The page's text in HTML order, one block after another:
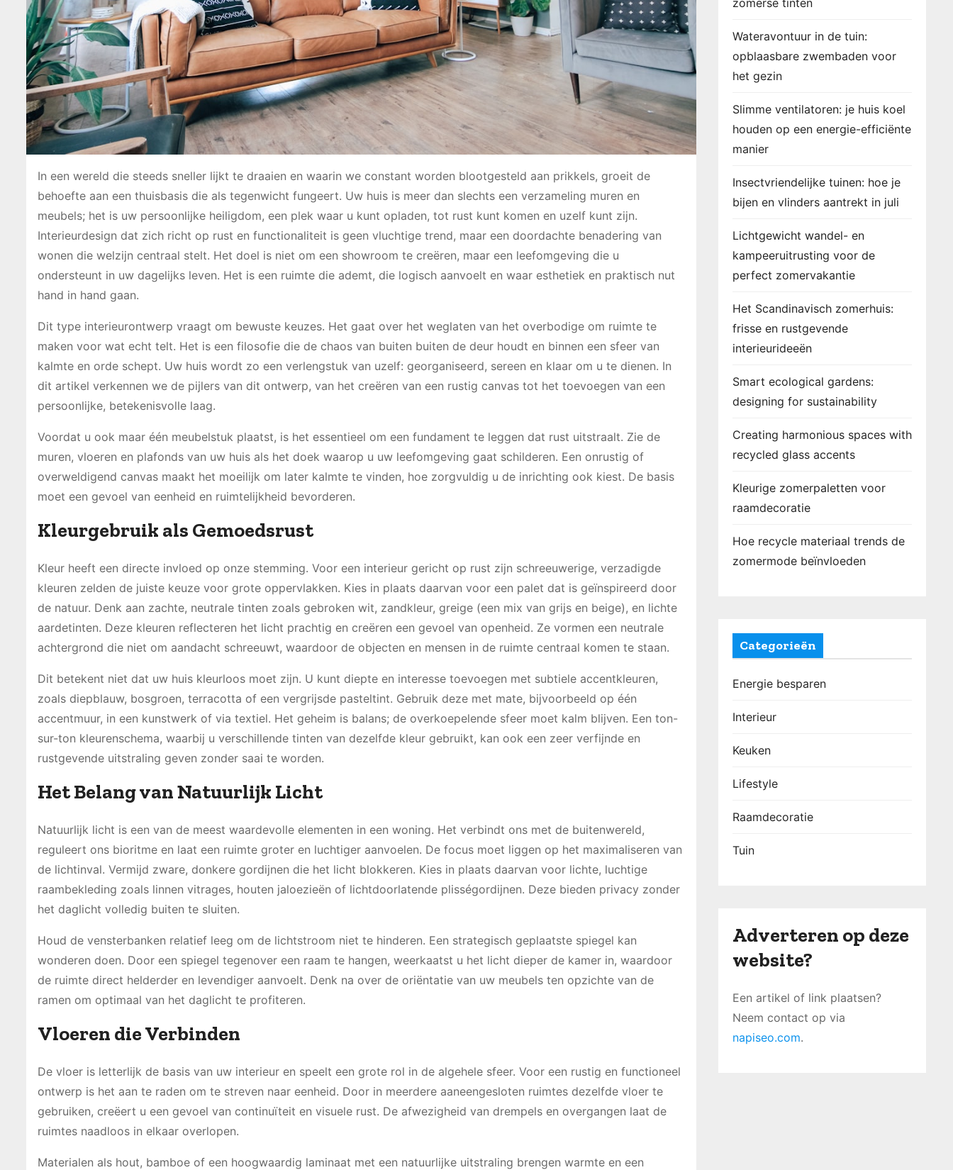
In een wereld die steeds sneller lijkt te draaien en waarin we constant worden blootgesteld aan prikkels, groeit de
behoefte aan een thuisbasis die als tegenwicht fungeert. Uw huis is meer dan slechts een verzameling muren en
meubels; het is uw persoonlijke heiligdom, een plek waar u kunt opladen, tot rust kunt komen en uzelf kunt zijn.
Interieurdesign dat zich richt op rust en functionaliteit is geen vluchtige trend, maar een doordachte benadering van
wonen die welzijn centraal stelt. Het doel is niet om een showroom te creëren, maar een leefomgeving die u
ondersteunt in uw dagelijks leven. Het is een ruimte die ademt, die logisch aanvoelt en waar esthetiek en praktisch nut
hand in hand gaan.
Dit type interieurontwerp vraagt om bewuste keuzes. Het gaat over het weglaten van het overbodige om ruimte te
maken voor wat echt telt. Het is een filosofie die de chaos van buiten buiten de deur houdt en binnen een sfeer van
kalmte en orde schept. Uw huis wordt zo een verlengstuk van uzelf: georganiseerd, sereen en klaar om u te dienen. In
dit artikel verkennen we de pijlers van dit ontwerp, van het creëren van een rustig canvas tot het toevoegen van een
persoonlijke, betekenisvolle laag.
Voordat u ook maar één meubelstuk plaatst, is het essentieel om een fundament te leggen dat rust uitstraalt. Zie de
muren, vloeren en plafonds van uw huis als het doek waarop u uw leefomgeving gaat schilderen. Een onrustig of
overweldigend canvas maakt het moeilijk om later kalmte te vinden, hoe zorgvuldig u de inrichting ook kiest. De basis
moet een gevoel van eenheid en ruimtelijkheid bevorderen.
Kleurgebruik als Gemoedsrust
Kleur heeft een directe invloed op onze stemming. Voor een interieur gericht op rust zijn schreeuwerige, verzadigde
kleuren zelden de juiste keuze voor grote oppervlakken. Kies in plaats daarvan voor een palet dat is geïnspireerd door
de natuur. Denk aan zachte, neutrale tinten zoals gebroken wit, zandkleur, greige (een mix van grijs en beige), en lichte
aardetinten. Deze kleuren reflecteren het licht prachtig en creëren een gevoel van openheid. Ze vormen een neutrale
achtergrond die niet om aandacht schreeuwt, waardoor de objecten en mensen in de ruimte centraal komen te staan.
Dit betekent niet dat uw huis kleurloos moet zijn. U kunt diepte en interesse toevoegen met subtiele accentkleuren,
zoals diepblauw, bosgroen, terracotta of een vergrijsde pasteltint. Gebruik deze met mate, bijvoorbeeld op één
accentmuur, in een kunstwerk of via textiel. Het geheim is balans; de overkoepelende sfeer moet kalm blijven. Een ton-
sur-ton kleurenschema, waarbij u verschillende tinten van dezelfde kleur gebruikt, kan ook een zeer verfijnde en
rustgevende uitstraling geven zonder saai te worden.
Het Belang van Natuurlijk Licht
Natuurlijk licht is een van de meest waardevolle elementen in een woning. Het verbindt ons met de buitenwereld,
reguleert ons bioritme en laat een ruimte groter en luchtiger aanvoelen. De focus moet liggen op het maximaliseren van
de lichtinval. Vermijd zware, donkere gordijnen die het licht blokkeren. Kies in plaats daarvan voor lichte, luchtige
raambekleding zoals linnen vitrages, houten jaloezieën of lichtdoorlatende plisségordijnen. Deze bieden privacy zonder
het daglicht volledig buiten te sluiten.
Houd de vensterbanken relatief leeg om de lichtstroom niet te hinderen. Een strategisch geplaatste spiegel kan
wonderen doen. Door een spiegel tegenover een raam te hangen, weerkaatst u het licht dieper de kamer in, waardoor
de ruimte direct helderder en levendiger aanvoelt. Denk na over de oriëntatie van uw meubels ten opzichte van de
ramen om optimaal van het daglicht te profiteren.
Vloeren die Verbinden
De vloer is letterlijk de basis van uw interieur en speelt een grote rol in de algehele sfeer. Voor een rustig en functioneel
ontwerp is het aan te raden om te streven naar eenheid. Door in meerdere aaneengesloten ruimtes dezelfde vloer te
gebruiken, creëert u een gevoel van continuïteit en visuele rust. De afwezigheid van drempels en overgangen laat de
ruimtes naadloos in elkaar overlopen.
Materialen als hout, bamboe of een hoogwaardig laminaat met een natuurlijke uitstraling brengen warmte en een
zomerse tinten
Wateravontuur in de tuin:
opblaasbare zwembaden voor
het gezin
Slimme ventilatoren: je huis koel
houden op een energie-efficiënte
manier
Insectvriendelijke tuinen: hoe je
bijen en vlinders aantrekt in juli
Lichtgewicht wandel- en
kampeeruitrusting voor de
perfect zomervakantie
Het Scandinavisch zomerhuis:
frisse en rustgevende
interieurideeën
Smart ecological gardens:
designing for sustainability
Creating harmonious spaces with
recycled glass accents
Kleurige zomerpaletten voor
raamdecoratie
Hoe recycle materiaal trends de
zomermode beïnvloeden
Categorieën
Energie besparen
Interieur
Keuken
Lifestyle
Raamdecoratie
Tuin
Adverteren op deze
website?
Een artikel of link plaatsen?
Neem contact op via
napiseo.com.